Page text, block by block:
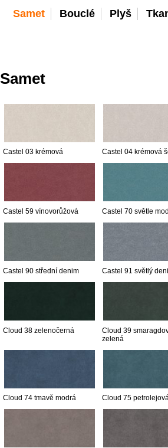
Samet Bouclé Plyš
Samet
Castel 03 krémová Castel 04 krémová
Castel 59 vínovorůžová Castel 70 světle
Castel 90 střední denim Castel 91 světlý
Cloud 38 zelenočerná
Cloud 39
zelená
Cloud 74 tmavě modrá Cloud 75 petrolejová